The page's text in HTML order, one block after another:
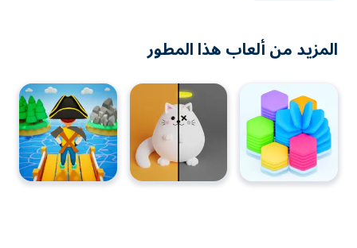
المزيد من ألعاب هذا المطور